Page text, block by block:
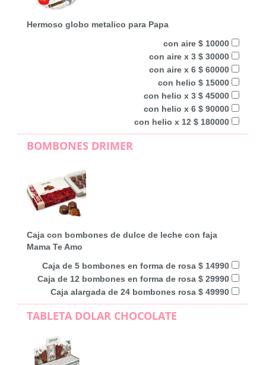
Hermoso globo metalico para Papa
con aire $ 10000
con aire x 3 $ 30000
con aire x 6 $ 60000
con helio $ 15000
con helio x 3 $ 45000
con helio x 6 $ 90000
con helio x 12 $ 180000
BOMBONES DRIMER
Caja con bombones de dulce de leche con faja
Mama Te Amo
Caja de 5 bombones en forma de rosa $ 14990
Caja de 12 bombones en forma de rosa $ 29990
Caja alargada de 24 bombones rosa $ 49990
TABLETA DOLAR CHOCOLATE